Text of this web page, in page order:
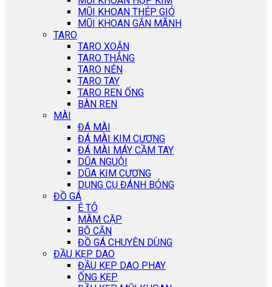
MŨI KHOAN THÉP GIÓ
MŨI KHOAN GẮN MÃNH
TARO
TARO XOẮN
TARO THẲNG
TARO NÉN
TARO TAY
TARO REN ỐNG
BÀN REN
MÀI
ĐÁ MÀI
ĐÁ MÀI KIM CƯƠNG
ĐÁ MÀI MÁY CẦM TAY
DŨA NGUỘI
DŨA KIM CƯƠNG
DỤNG CỤ ĐÁNH BÓNG
ĐỒ GÁ
Ê TÔ
MÂM CẶP
BỘ CĂN
ĐỒ GÁ CHUYÊN DÙNG
ĐẦU KẸP DAO
ĐẦU KẸP DAO PHAY
ỐNG KẸP